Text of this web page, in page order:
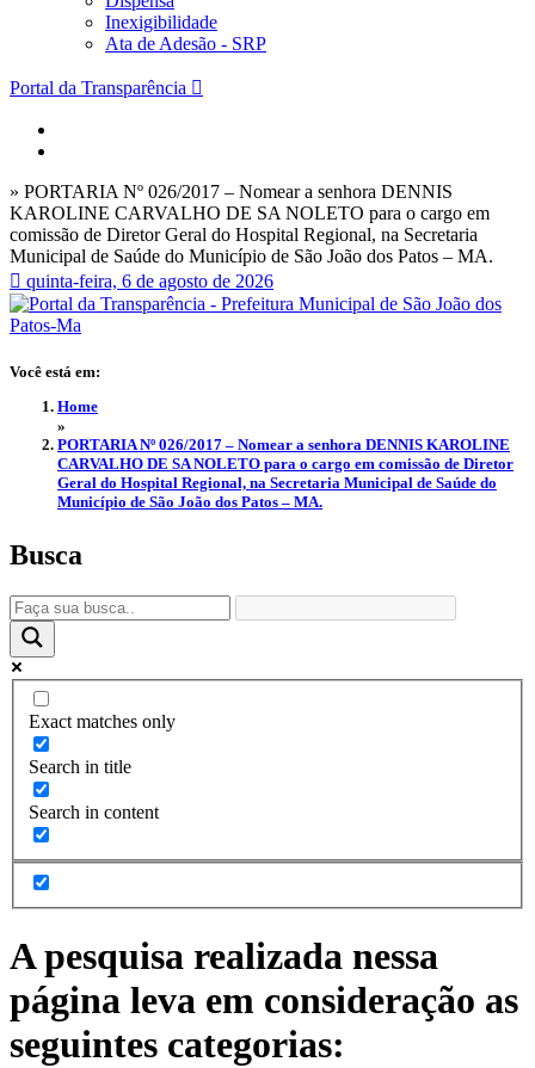
Inexigibilidade
Ata de Adesão - SRP
Portal da Transparência
» PORTARIA Nº 026/2017 – Nomear a senhora DENNIS
KAROLINE CARVALHO DE SA NOLETO para o cargo em
comissão de Diretor Geral do Hospital Regional, na Secretaria
Municipal de Saúde do Município de São João dos Patos – MA.
quinta-feira, 6 de agosto de 2026
Você está em:
Home
»
PORTARIA Nº 026/2017 – Nomear a senhora DENNIS KAROLINE
CARVALHO DE SA NOLETO para o cargo em comissão de Diretor
Geral do Hospital Regional, na Secretaria Municipal de Saúde do
Município de São João dos Patos – MA.
Busca
Exact matches only
Search in title
Search in content
A pesquisa realizada nessa
página leva em consideração as
seguintes categorias: